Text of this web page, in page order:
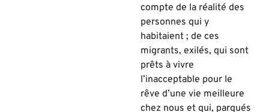
compte de la réalité des
personnes qui y
habitaient ; de ces
migrants, exilés, qui sont
prêts à vivre
l’inacceptable pour le
rêve d’une vie meilleure
chez nous et qui, parqués